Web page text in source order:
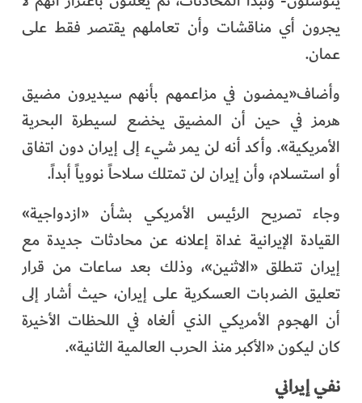
يجرون أي مناقشات وأن تعاملهم يقتصر فقط على
عمان.
وأضاف«يمضون في مزاعمهم بأنهم سيديرون مضيق
هرمز في حين أن المضيق يخضع لسيطرة البحرية
الأمريكية». وأكد أنه لن يمر شيء إلى إيران دون اتفاق
أو استسلام، وأن إيران لن تمتلك سلاحاً نووياً أبداً.
وجاء تصريح الرئيس الأمريكي بشأن «ازدواجية»
القيادة الإيرانية غداة إعلانه عن محادثات جديدة مع
إيران تنطلق «الاثنين»، وذلك بعد ساعات من قرار
تعليق الضربات العسكرية على إيران، حيث أشار إلى
أن الهجوم الأمريكي الذي ألغاه في اللحظات الأخيرة
كان ليكون «الأكبر منذ الحرب العالمية الثانية».
نفي إيراني